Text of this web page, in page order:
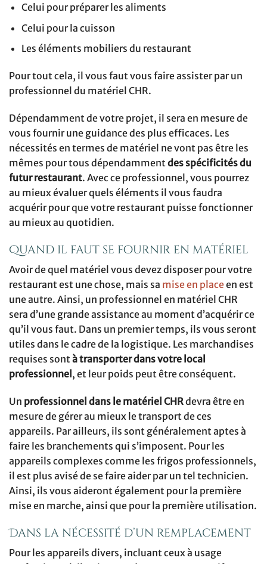
Celui pour préparer les aliments
Celui pour la cuisson
Les éléments mobiliers du restaurant
Pour tout cela, il vous faut vous faire assister par un
professionnel du matériel CHR.
Dépendamment de votre projet, il sera en mesure de
vous fournir une guidance des plus efficaces. Les
nécessités en termes de matériel ne vont pas être les
mêmes pour tous dépendamment des spécificités du
futur restaurant. Avec ce professionnel, vous pourrez
au mieux évaluer quels éléments il vous faudra
acquérir pour que votre restaurant puisse fonctionner
au mieux au quotidien.
Quand il faut se fournir en matériel
Avoir de quel matériel vous devez disposer pour votre
restaurant est une chose, mais sa mise en placeen est
une autre. Ainsi, un professionnel en matériel CHR
sera d’une grande assistance au moment d’acquérir ce
qu’il vous faut. Dans un premier temps, ils vous seront
utiles dans le cadre de la logistique. Les marchandises
requises sontà transporter dans votre local
professionnel , et leur poids peut être conséquent.
Un professionnel dans le matériel CHRdevra être en
mesure de gérer au mieux le transport de ces
appareils. Par ailleurs, ils sont généralement aptes à
faire les branchements qui s’imposent. Pour les
appareils complexes comme les frigos professionnels,
il est plus avisé de se faire aider par un tel technicien.
Ainsi, ils vous aideront également pour la première
mise en marche, ainsi que pour la première utilisation.
Dans la nécessité d’un remplacement
Pour les appareils divers, incluant ceux à usage